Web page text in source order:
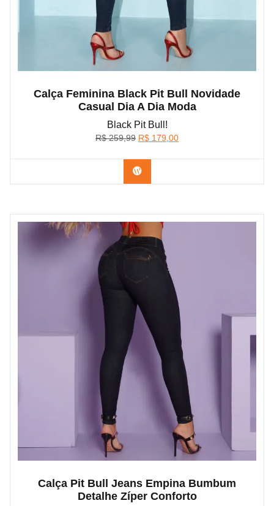
Calça Feminina Black Pit Bull Novidade
Casual Dia A Dia Moda
Black Pit Bull!
R$259,99 O
original
era:
R$ 259,99.
R$ 179,00O
Confira na Shopee
Calça Pit Bull Jeans Empina Bumbum
Detalhe Zíper Conforto